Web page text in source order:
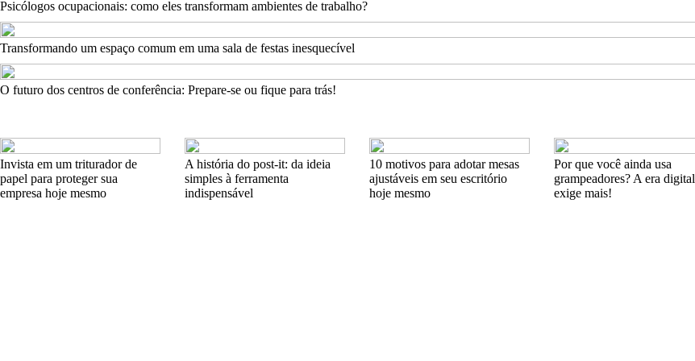
Psicólogos ocupacionais: como eles transformam ambientes de trabalho?
Transformando um espaço comum em uma sala de festas inesquecível
O futuro dos centros de conferência: Prepare-se ou fique para trás!
Invista em um triturador de
papel para proteger sua
empresa hoje mesmo
A história do post-it: da ideia
simples à ferramenta
indispensável
10 motivos para adotar mesas
ajustáveis em seu escritório
hoje mesmo
Por que você ainda usa
grampeadores? A era digital
exige mais!